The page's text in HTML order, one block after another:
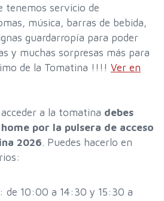
tenemos servicio de
música, barras de bebida,
guardarropía para poder
y muchas sorpresas más para
que disfrutes al máximo de la Tomatina !!!! Ver en
a la tomatina debes
por la pulsera de acceso
2026. Puedes hacerlo en
: de 10:00 a 14:30 y 15:30 a